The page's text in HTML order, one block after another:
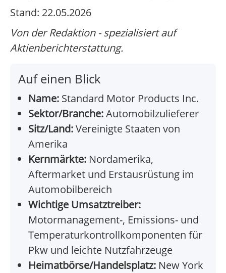
Stand: 22.05.2026
Von der Redaktion - spezialisiert auf
Aktienberichterstattung.
Auf einen Blick
Name: Standard Motor Products Inc.
Sektor/Branche:Automobilzulieferer
Sitz/Land:Vereinigte Staaten von
Amerika
Kernmärkte: Nordamerika,
Aftermarket und Erstausrüstung im
Automobilbereich
Wichtige Umsatztreiber:
Motormanagement-, Emissions- und
Temperaturkontrollkomponenten für
Pkw und leichte Nutzfahrzeuge
Heimatbörse/Handelsplatz: New York